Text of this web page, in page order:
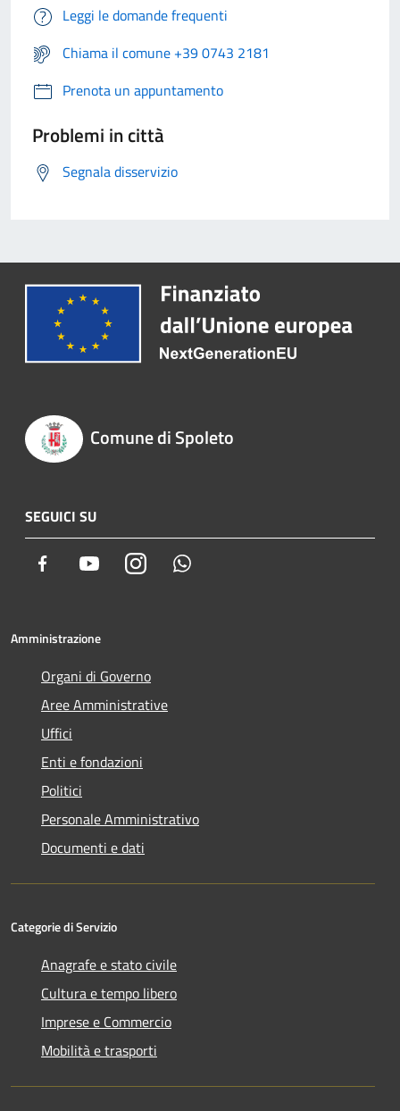
Leggi le domande frequenti
Chiama il comune +39 0743 2181
Prenota un appuntamento
Problemi in città
Segnala disservizio
Comune di Spoleto
SEGUICI SU
Facebook YoutubeInstagram
Amministrazione
Organi di Governo
Aree Amministrative
Uffici
Enti e fondazioni
Politici
Personale Amministrativo
Documenti e dati
Categorie di Servizio
Anagrafe e stato civile
Cultura e tempo libero
Imprese e Commercio
Mobilità e trasporti